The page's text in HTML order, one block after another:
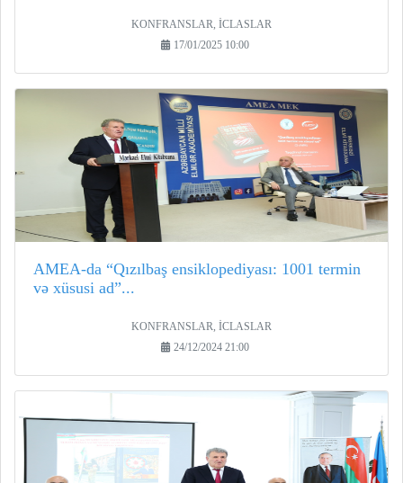
KONFRANSLAR, İCLASLAR
17/01/2025 10:00
AMEA-da “Qızılbaş ensiklopediyası: 1001 termin
və xüsusi ad”...
KONFRANSLAR, İCLASLAR
24/12/2024 21:00